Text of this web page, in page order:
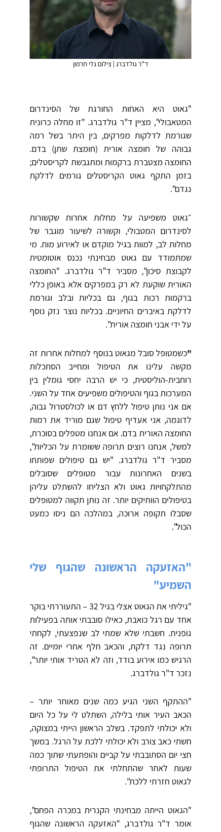
ד"ר גולדברג | צילום גלי חרמון
"גאוט היא האחות החורגת של הסינדרום
המטאבולי", מציין ד"ר גולדברג. "זו מחלה כרונית
שגורמת לדלקות מפרקים, בין היתר בשל רמה
גבוהה של חומצה אורית (חומצת שתן) בדם.
החומצה מצטברת ברקמות ומתגבשת לקריסטלים;
בזמן התקף גאוט הקריסטלים גורמים לדלקת
נגדם".
״גאוט משפיעה על מחלות אחרות שקשורות
לסינדרום המטבולי, וקשורה לשיעור מוגבר של
מחלות לב, למוות בגיל מוקדם או לאירוע מוח. מי
שמתמודד עם גאוט מבחינתי נכנס אוטומטית
לקבוצת סיכון", מסביר ד"ר גולדברג. "החומצה
האורית שוקעת לא רק במפרקים אלא באופן כללי
ברקמות רכות בגוף, גם בכליות ובלב וגורמת
לדלקת באיברים החיוניים. בכליות נוצר נזק נוסף
על ידי אבני חומצה אורית".
"כשמטופל סובל מגאוט בנוסף למחלות אחרות זה
מקשה עלינו את הטיפול ומחייב הסתכלות
רוחבית-הוליסטית, כי יש הרבה יחסי גומלין בין
המערכות בגוף והטיפולים משפיעים אחד על השני.
אם אני נותן טיפול ללחץ דם או לכולסטרול גבוה,
לדוגמה, אני אעדיף טיפול שגם מוריד את רמות
החומצה האורית בדם. אם אנחנו מטפלים בסוכרת,
למשל, אנחנו רוצים תרופה ששומרת על הכליות",
מסביר ד"ר גולדברג. "יש גם טיפולים שפותחו
בשנים האחרונות עבור מטופלים שסובלים
מהתלקחויות גאוט ולא הצליחו להשתלט עליהן
בטיפולים הוותיקים יותר. זה נותן תקווה למטופלים
שסבלו תקופה ארוכה, במהלכה הם ניסו כמעט
הכול".
"האזעקה הראשונה שהגוף שלי
השמיע"
"גיליתי את הגאוט אצלי בגיל 32 – התעוררתי בוקר
אחד עם רגל כואבת, כאילו סובבתי אותה בפעילות
גופנית. חשבתי שלא שמתי לב שנפצעתי, לקחתי
תרופה נגד דלקת, והכאב חלף אחרי יומיים. זה
הרגיש כמו אירוע בודד, וזה לא הטריד אותי יותר",
נזכר ד"ר גולדברג.
"ההתקף השני הגיע כמה שנים מאוחר יותר –
הכאב העיר אותי בלילה, השתלט לי על כל היום
ולא יכולתי לתפקד. בשלב הראשון הייתי במצוקה,
חשתי כאב צורב ולא יכולתי ללכת על הרגל. במשך
חצי יום הסתובבתי על קביים והופתעתי שתוך כמה
שעות לאחר שהתחלתי את הטיפול התרופתי
לגאוט חזרתי ללכת".
"הגאוט הייתה מבחינתי הקנרית במכרה הפחם",
אומר ד"ר גולדברג, "האזעקה הראשונה שהגוף